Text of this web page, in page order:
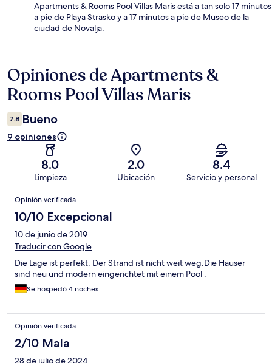
Apartments & Rooms Pool Villas Maris está a tan solo 17 minutos
a pie de Playa Strasko y a 17 minutos a pie de Museo de la
ciudad de Novalja.
Opiniones
Opiniones de Apartments &
Rooms Pool Villas Maris
7.8 Bueno
9 opiniones
8.0
Limpieza
2.0
Ubicación
8.4
Servicio y personal
Opiniones
Opinión verificada
10/10 Excepcional
10 de junio de 2019
Traducir con Google
Die Lage ist perfekt. Der Strand ist nicht weit weg.Die Häuser
sind neu und modern eingerichtet mit einem Pool .
Se hospedó 4 noches
Opinión verificada
2/10 Mala
28 de julio de 2024